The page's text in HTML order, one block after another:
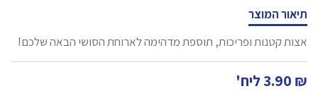
תיאור המוצר
אצות קטנות ופריכות, תוספת מדהימה לארוחת הסושי הבאה שלכם!
3.90 ₪ ליח'